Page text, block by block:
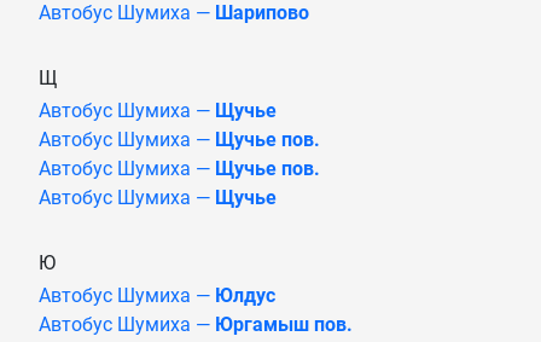
Автобус Шумиха — Шарипово
Щ
Автобус Шумиха — Щучье
Автобус Шумиха — Щучье пов.
Автобус Шумиха — Щучье пов.
Автобус Шумиха — Щучье
Ю
Автобус Шумиха — Юлдус
Автобус Шумиха — Юргамыш пов.